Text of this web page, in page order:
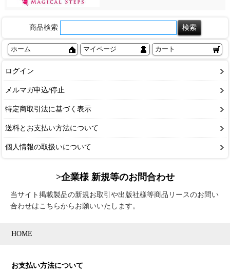
商品検索
ホーム マイページ カート
ログイン
メルマガ申込/停止
特定商取引法に基づく表示
送料とお支払い方法について
個人情報の取扱いについて
>企業様 新規等のお問合わせ
当サイト掲載製品の新規お取引や出版社様等商品リースのお問い
合わせはこちらからお願いいたします。
HOME
お支払い方法について